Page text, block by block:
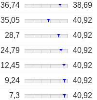
36,74
38,69
35,05
40,92
28,7
40,92
24,79
40,92
12,45
40,92
9,24
40,92
7,3 40,92